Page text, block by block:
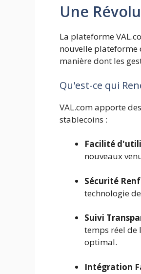
Une
La plateforme
nouvelle plateforme
manière dont les
Qu'est-ce qui
VAL.com apporte
stablecoins :
Facilité
nouveaux
Sécurité
technologie
Suivi
temps réel de
optimal.
Intégration